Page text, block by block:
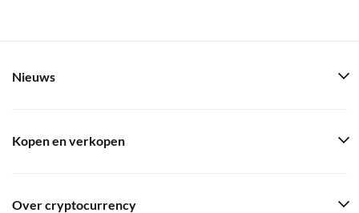
Nieuws
Kopen en verkopen
Over cryptocurrency